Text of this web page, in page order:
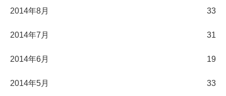
2014年8月 33
2014年7月 31
2014年6月 19
2014年5月 33